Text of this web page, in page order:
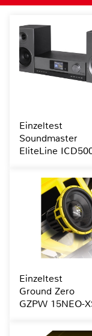
Einzeltest
Soundmaster
EliteLine
Einzeltest
Ground Zero
GZPW 15NEO-